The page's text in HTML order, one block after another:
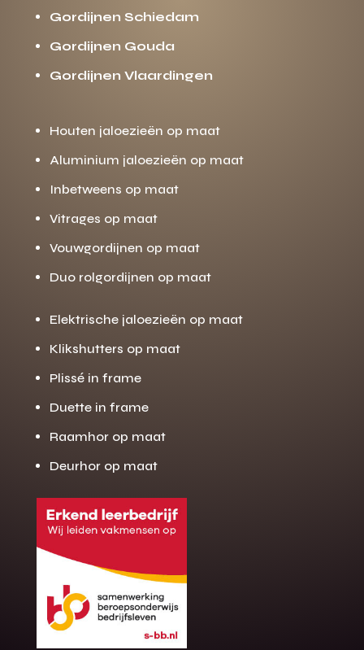
Gratis offerte
op maat?
Binnen 24 uur jouw gratis offerte
10 jaar garantie op de montage
Gordijnen Schiedam
Gordijnen Gouda
Gordijnen Vlaardingen
Houten jaloezieën op maat
Aluminium jaloezieën op maat
Inbetweens op maat
Vitrages op maat
Vouwgordijnen op maat
Duo rolgordijnen op maat
Elektrische jaloezieën op maat
Klikshutters op maat
Plissé in frame
Duette in frame
Raamhor op maat
Deurhor op maat